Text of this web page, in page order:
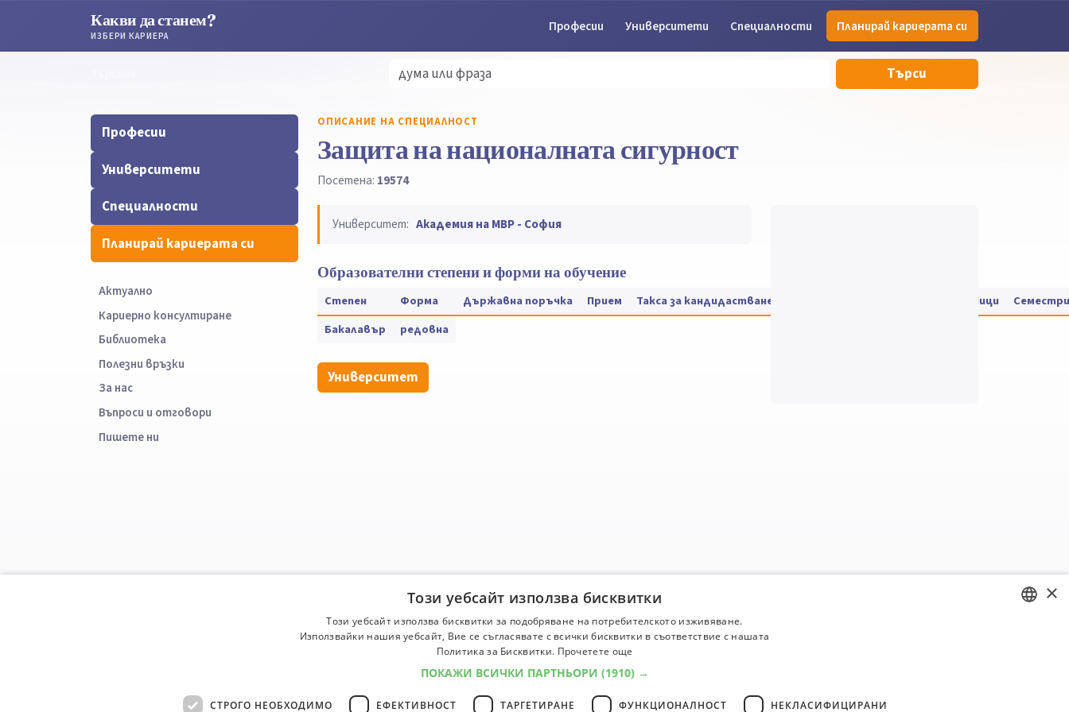
Какви да станем?
ИЗБЕРИ КАРИЕРА
Професии Университети Специалности Планирай кариерата си
Търси
Професии
Университети
Специалности
Планирай кариерата си
Актуално
Кариерно консултиране
Библиотека
Полезни връзки
За нас
Въпроси и отговори
Пишете ни
ОПИСАНИЕ НА СПЕЦИАЛНОСТ
Защита на националната сигурност
Посетена: 19574
Университет: Академия на МВР - София
Образователни степени и форми на обучение
Степен Форма Държавна поръчка Прием Такса за кандидастване Цени на учебници
Семестри
Бакалавър
редовна
Университет
×
Този уебсайт използва бисквитки
Този уебсайт използва бисквитки за подобряване на потребителското изживяване.
Използвайки нашия уебсайт, Вие се съгласявате с всички бисквитки в съответствие с нашата
Политика за Бисквитки. Прочетете още
ПОКАЖИ ВСИЧКИ ПАРТНЬОРИ (1910) →
СТРОГО НЕОБХОДИМО ЕФЕКТИВНОСТ ТАРГЕТИРАНЕ ФУНКЦИОНАЛНОСТ НЕКЛАСИФИЦИРАНИ